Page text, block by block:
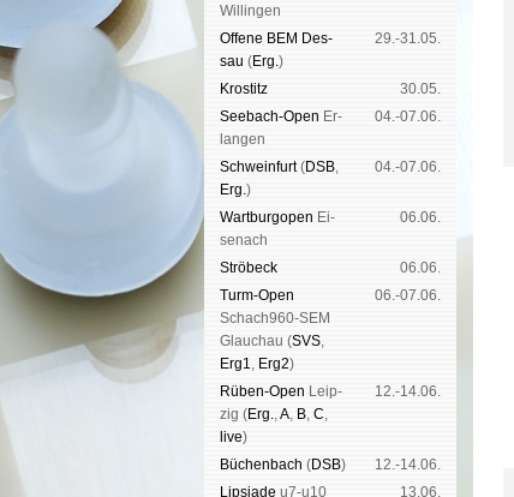
Wil­lin­gen
Offene BEM Des­
sau (Erg.)
29.-31.05.
Kros­titz
30.05.
See­bach-Open Er­
lan­gen
04.-07.06.
Schwein­furt(DSB,
Erg.)
04.-07.06.
Wart­burg­open Ei­
se­nach
06.06.
Strö­beck
06.06.
Turm-Open
Schach960-SEM
Glau­chau (SVS,
Erg1, Erg2)
06.-07.06.
Rüben-Open Leip­
zig (Erg.,A, B, C,
live)
12.-14.06.
Büchen­bach (DSB)
12.-14.06.
Lipsiade u7-u10
13.06.